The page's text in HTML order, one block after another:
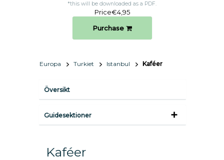
*this will be downloaded as a PDF.
Price€4,95
Purchase
Europa Turkiet Istanbul Kaféer
Översikt
Guidesektioner
Kaféer